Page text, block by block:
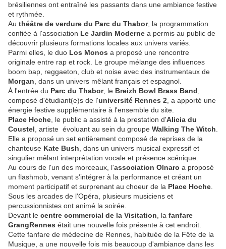
brésiliennes ont entraîné les passants dans une ambiance festive
et rythmée.
Au théâtre de verdure du Parc du Thabor, la programmation
confiée à l'association Le Jardin Moderne a permis au public de
découvrir plusieurs formations locales aux univers variés.
Parmi elles, le duo Los Monos a proposé une rencontre
originale entre rap et rock. Le groupe mélange des influences
boom bap, reggaeton, club et noise avec des instrumentaux de
Morgan , dans un univers mêlant français et espagnol.
À l'entrée du Parc du Thabor, le Breizh Bowl Brass Band
composé d'étudiant(e)s de l'université Rennes 2 , a apporté une
énergie festive supplémentaire à l'ensemble du site.
Place Hoche , le public a assisté à la prestation d'Alicia du
Coustel , artiste évoluant au sein du groupe Walking The Witch
Elle a proposé un set entièrement composé de reprises de la
chanteuse Kate Bush , dans un univers musical expressif et
singulier mêlant interprétation vocale et présence scénique.
Au cours de l'un des morceaux, l'association Olnaro a proposé
un flashmob, venant s'intégrer à la performance et créant un
moment participatif et surprenant au choeur de la Place Hoche
Sous les arcades de l'Opéra, plusieurs musiciens et
percussionnistes ont animé la soirée.
Devant le centre commercial de la Visitation , la fanfare
GrangRennes était une nouvelle fois présente à cet endroit.
Cette fanfare de médecine de Rennes, habituée de la Fête de la
Musique, a une nouvelle fois mis beaucoup d'ambiance dans les